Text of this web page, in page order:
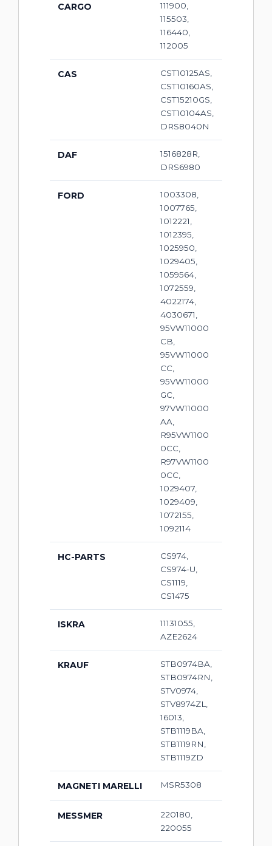
CARGO
111900,
115503,
116440,
112005
CAS
CST10125AS,
CST10160AS,
CST15210GS,
CST10104AS,
DRS8040N
DAF
1516828R,
DRS6980
FORD
1003308,
1007765,
1012221,
1012395,
1025950,
1029405,
1059564,
1072559,
4022174,
4030671,
95VW11000
CB,
95VW11000
CC,
95VW11000
GC,
97VW11000
AA,
R95VW1100
0CC,
R97VW1100
0CC,
1029407,
1029409,
1072155,
1092114
HC-PARTS
CS974,
CS974-U,
CS1119,
CS1475
ISKRA
11131055,
AZE2624
KRAUF
STB0974BA,
STB0974RN,
STV0974,
STV8974ZL,
16013,
STB1119BA,
STB1119RN,
STB1119ZD
MAGNETI MARELLI MSR5308
MESSMER
220180,
220055